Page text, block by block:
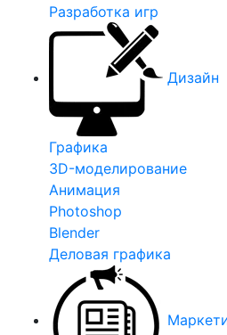
Разработка игр
Дизайн
Графика
3D-моделирование
Анимация
Photoshop
Blender
Деловая графика